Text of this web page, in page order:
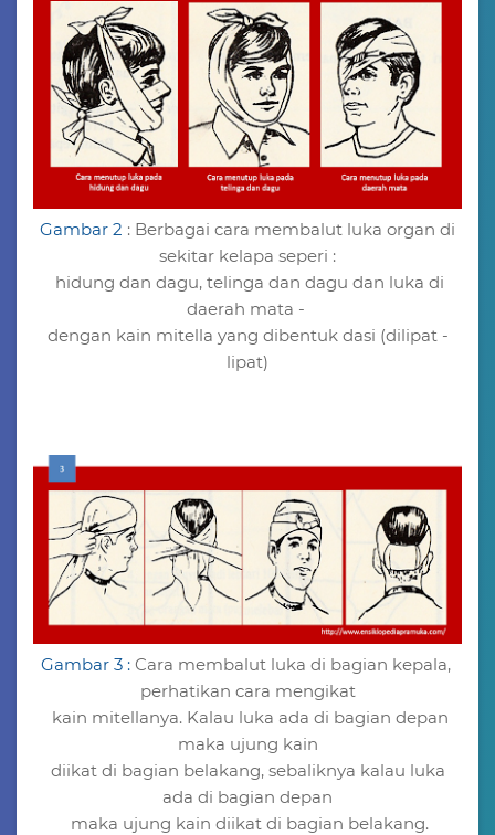
Gambar 2 : Berbagai cara membalut luka organ di
sekitar kelapa seperi :
hidung dan dagu, telinga dan dagu dan luka di
daerah mata -
dengan kain mitella yang dibentuk dasi (dilipat -
lipat)
Gambar 3 :Cara membalut luka di bagian kepala,
perhatikan cara mengikat
kain mitellanya. Kalau luka ada di bagian depan
maka ujung kain
diikat di bagian belakang, sebaliknya kalau luka
ada di bagian depan
maka ujung kain diikat di bagian belakang.